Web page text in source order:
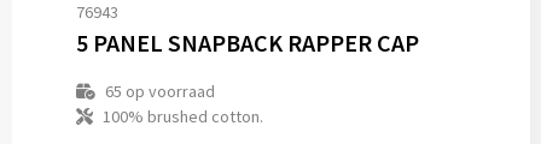
76943
5 PANEL SNAPBACK RAPPER CAP
65 op voorraad
100% brushed cotton.